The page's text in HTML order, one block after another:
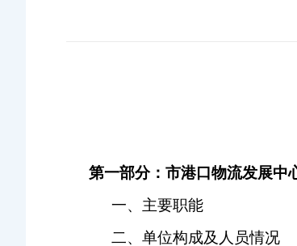
第一部分：市港口物流发展中
一、主要职能
二、单位构成及人员情况